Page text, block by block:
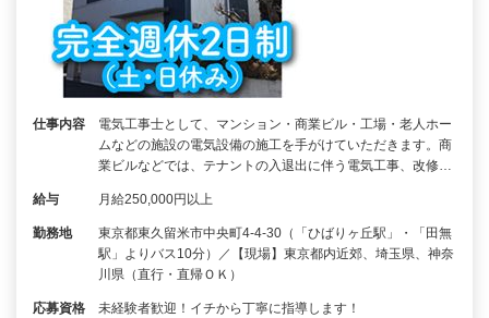
仕事内容
電気工事士として、マンション・商業ビル・工場・老人ホー
ムなどの施設の電気設備の施工を手がけていただきます。商
業ビルなどでは、テナントの入退出に伴う電気工事、改修…
給与 月給250,000円以上
勤務地
東京都東久留米市中央町4-4-30（「ひばりヶ丘駅」・「田無
駅」よりバス10分）／【現場】東京都内近郊、埼玉県、神奈
川県（直行・直帰ＯＫ）
応募資格 未経験者歓迎！イチから丁寧に指導します！